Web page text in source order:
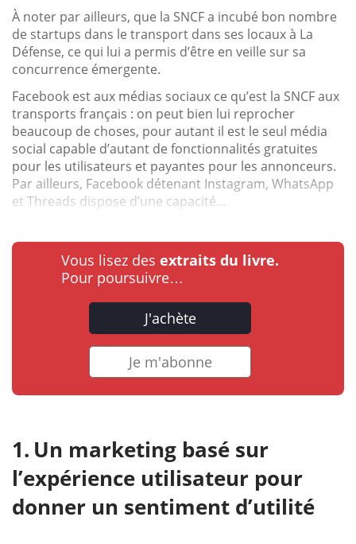
À noter par ailleurs, que la SNCF a incubé bon nombre
de startups dans le transport dans ses locaux à La
Défense, ce qui lui a permis d’être en veille sur sa
concurrence émergente.
Facebook est aux médias sociaux ce qu’est la SNCF aux
transports français : on peut bien lui reprocher
beaucoup de choses, pour autant il est le seul média
social capable d’autant de fonctionnalités gratuites
pour les utilisateurs et payantes pour les annonceurs.
Par ailleurs, Facebook détenant Instagram, WhatsApp
et Threads dispose d’une capacité...
Vous lisez des extraits du livre.
Pour poursuivre…
J'achète
Je m'abonne
Un marketing basé sur
l’expérience utilisateur pour
donner un sentiment d’utilité